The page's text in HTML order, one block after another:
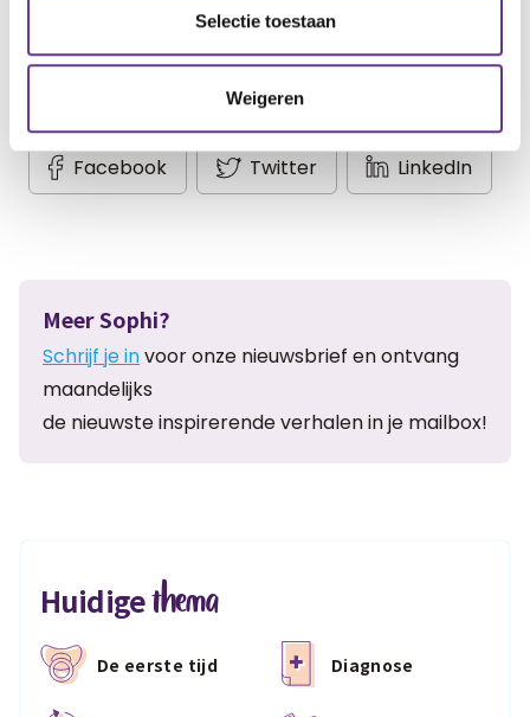
Selectie toestaan
Weigeren
Artikel delen:
Facebook
Twitter LinkedIn
Meer Sophi?
Schrijf je invoor onze nieuwsbrief en ontvang
maandelijks
de nieuwste inspirerende verhalen in je mailbox!
Huidigethema
De eerste tijd Diagnose